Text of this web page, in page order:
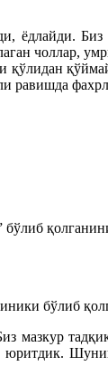
чоллар,
равишда
бўлиб
бўлиб
мазкур